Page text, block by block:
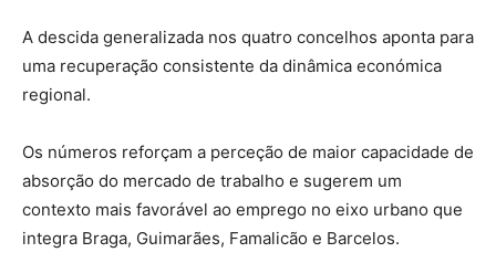
A descida generalizada nos quatro concelhos aponta para
uma recuperação consistente da dinâmica económica
regional.
Os números reforçam a perceção de maior capacidade de
absorção do mercado de trabalho e sugerem um
contexto mais favorável ao emprego no eixo urbano que
integra Braga, Guimarães, Famalicão e Barcelos.